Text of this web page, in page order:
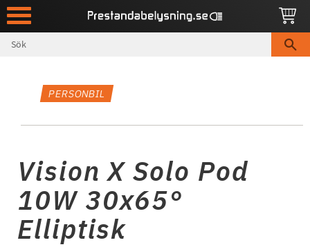
Meny
PERSONBIL
Vision X Solo Pod
10W 30x65°
Elliptisk